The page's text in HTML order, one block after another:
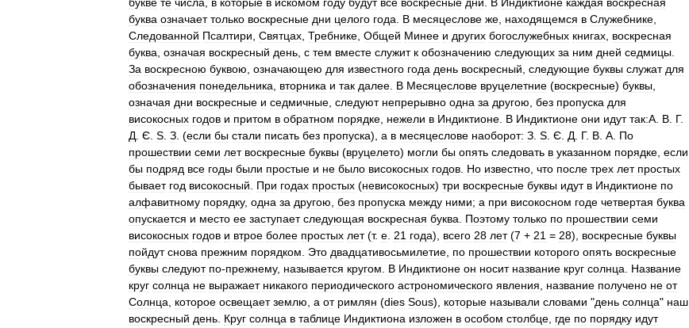
буква означает только воскресные дни целого года В месяцеслове же находящемся в Служебнике
Следованной Псалтири Святцах Требнике Общей Минее и других богослужебных книгах воскресная
буква означая воскресный день с тем вместе служит к обозначению следующих за ним дней седмицы
За воскресною буквою означающею для известного года день воскресный следующие буквы служат для
обозначения понедельника вторника и так далее В Месяцеслове вруцелетние (воскресные) буквы
означая дни воскресные и седмичные следуют непрерывно одна за другою без пропуска для
високосных годов и притом в обратном порядке нежели в Индиктионе В Индиктионе они идут так:А В Г.
Д Є Ѕ З . (если бы стали писать без пропуска), а в месяцеслове наоборот: З Ѕ Є Д Г. В А По
прошествии семи лет воскресные буквы (вруцелето) могли бы опять следовать в указанном порядке если
бы подряд все годы были простые и не было високосных годов Но известно что после трех лет простых
бывает год високосный При годах простых (невисокосных) три воскресные буквы идут в Индиктионе по
алфавитному порядку, одна за другою без пропуска между ними; а при високосном годе четвертая буква
опускается и место ее заступает следующая воскресная буква Поэтому только по прошествии семи
високосных годов и втрое более простых лет(т. е 21 года), всего 28 лет(7 + 21 = 28), воскресные буквы
пойдут снова прежним порядком Это двадцативосьмилетие по прошествии которого опять воскресные
буквы следуют по-прежнему, называется кругом В Индиктионе он носит название круг солнца
Название
круг солнца не выражает никакого периодического астрономического явления название получено не от
Солнца
которое освещает землю а от римлян (dies Sous), которые называли словами "день солнца" наш
воскресный день Круг солнца в таблице Индиктиона изложен в особом столбце где по порядку идут